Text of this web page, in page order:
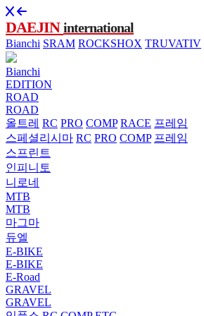
DAEJINinternational
Bianchi SRAM ROCKSHOX TRUVATIV
Bianchi
EDITION
ROAD
ROAD
올트레 RC PRO COMP RACE 프레임
스페셜리시마 RC PRO COMP 프레임
스프린트
인피니토
니로네
MTB
MTB
마그마
듀엘
E-BIKE
E-BIKE
E-Road
GRAVEL
GRAVEL